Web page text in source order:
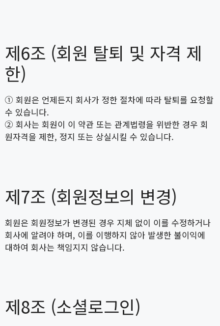
제6조 (회원 탈퇴 및 자격 제
한)
① 회원은 언제든지 회사가 정한 절차에 따라 탈퇴를 요청할
수 있습니다.
② 회사는 회원이 이 약관 또는 관계법령을 위반한 경우 회
원자격을 제한, 정지 또는 상실시킬 수 있습니다.
제7조 (회원정보의 변경)
회원은 회원정보가 변경된 경우 지체 없이 이를 수정하거나
회사에 알려야 하며, 이를 이행하지 않아 발생한 불이익에
대하여 회사는 책임지지 않습니다.
제8조 (소셜로그인)